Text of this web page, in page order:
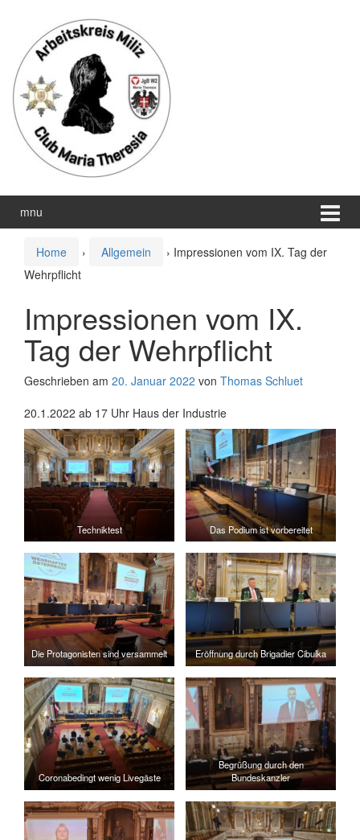
wechseln
Hauptmenü
springen
mnu
Home › Allgemein › Impressionen vom IX. Tag der
Wehrpflicht
Impressionen vom IX.
Tag der Wehrpflicht
Geschrieben am 20. Januar 2022 von Thomas Schluet
20.1.2022 ab 17 Uhr Haus der Industrie
Techniktest Das Podium ist vorbereitet
Die Protagonisten sind versammelt Eröffnung durch Brigadier Cibulka
Coronabedingt wenig Livegäste
Begrüßung durch den
Bundeskanzler